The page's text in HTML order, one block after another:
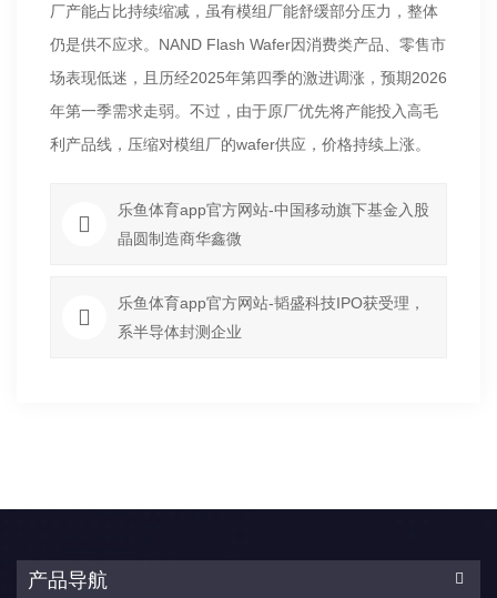
厂产能占比持续缩减，虽有模组厂能舒缓部分压力，整体
仍是供不应求。NAND Flash Wafer因消费类产品、零售市
场表现低迷，且历经2025年第四季的激进调涨，预期2026
年第一季需求走弱。不过，由于原厂优先将产能投入高毛
利产品线，压缩对模组厂的wafer供应，价格持续上涨。
乐鱼体育app官方网站-中国移动旗下基金入股
晶圆制造商华鑫微
乐鱼体育app官方网站-韬盛科技IPO获受理，
系半导体封测企业
产品导航